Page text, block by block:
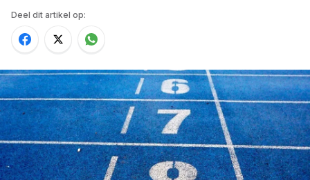
Deel dit artikel op: